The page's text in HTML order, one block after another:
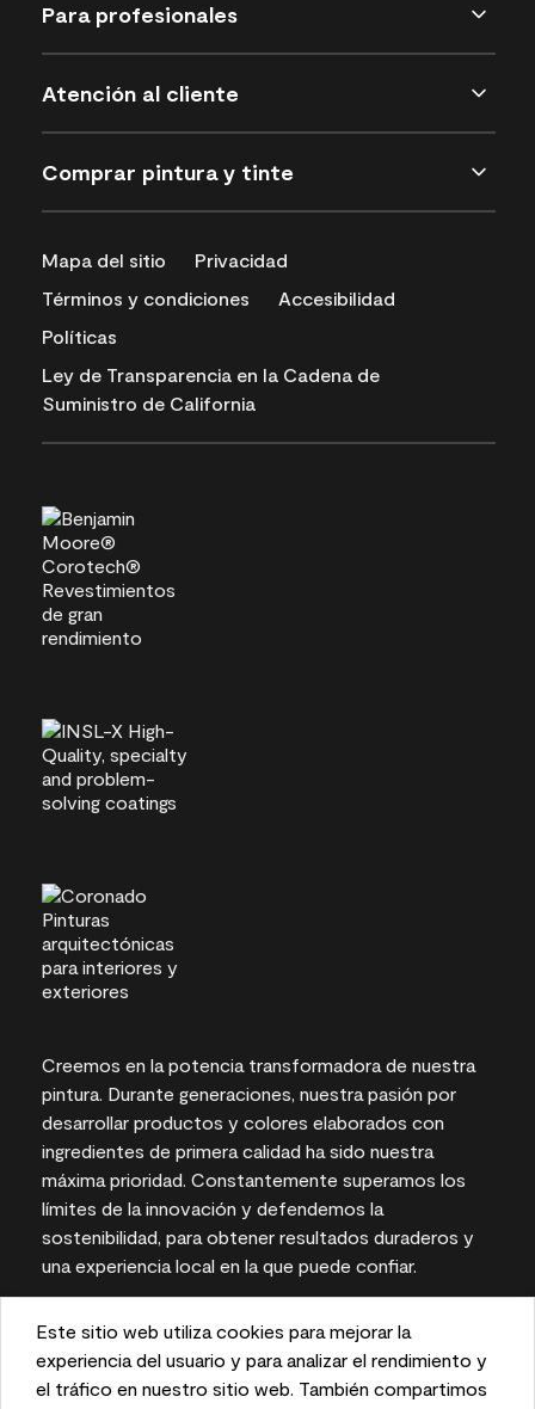
This website uses cookies to enhance user experience
and to analyze performance and traffic on our website.
Este sitio web utiliza cookies para mejorar la
experiencia del usuario y para analizar el rendimiento y
el tráfico en nuestro sitio web. También compartimos
Para profesionales
Atención al cliente
Comprar pintura y tinte
Mapa del sitio
Privacidad
Términos y condiciones
Accesibilidad
Políticas
Ley de Transparencia en la Cadena de
Suministro de California
Creemos en la potencia transformadora de nuestra
pintura. Durante generaciones, nuestra pasión por
desarrollar productos y colores elaborados con
ingredientes de primera calidad ha sido nuestra
máxima prioridad. Constantemente superamos los
límites de la innovación y defendemos la
sostenibilidad, para obtener resultados duraderos y
una experiencia local en la que puede confiar.
Las representaciones del color en pantallas e
impresas pueden variar con respecto a los colores